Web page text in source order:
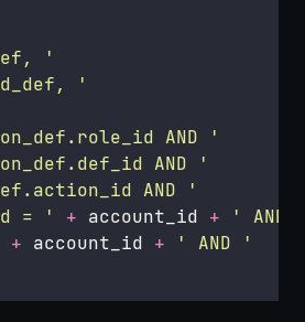
'
'
AND
'
AND
'
AND
'
= ' + account_id + ' AND
+ account_id + ' AND
'